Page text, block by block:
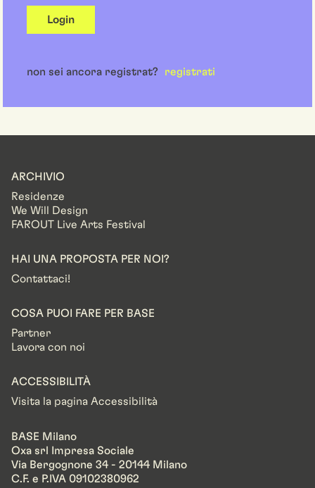
Login
non sei ancora registrat? registrati
ARCHIVIO
Residenze
We Will Design
FAROUT Live Arts Festival
HAI UNA PROPOSTA PER NOI?
Contattaci!
COSA PUOI FARE PER BASE
Partner
Lavora con noi
ACCESSIBILITÀ
Visita la pagina Accessibilità
BASE Milano
Oxa srl Impresa Sociale
Via Bergognone 34 - 20144 Milano
C.F. e P.IVA 09102380962